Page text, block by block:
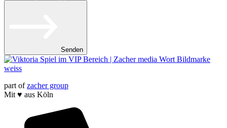
Senden
part ofzacher group
Mit ♥ aus Köln